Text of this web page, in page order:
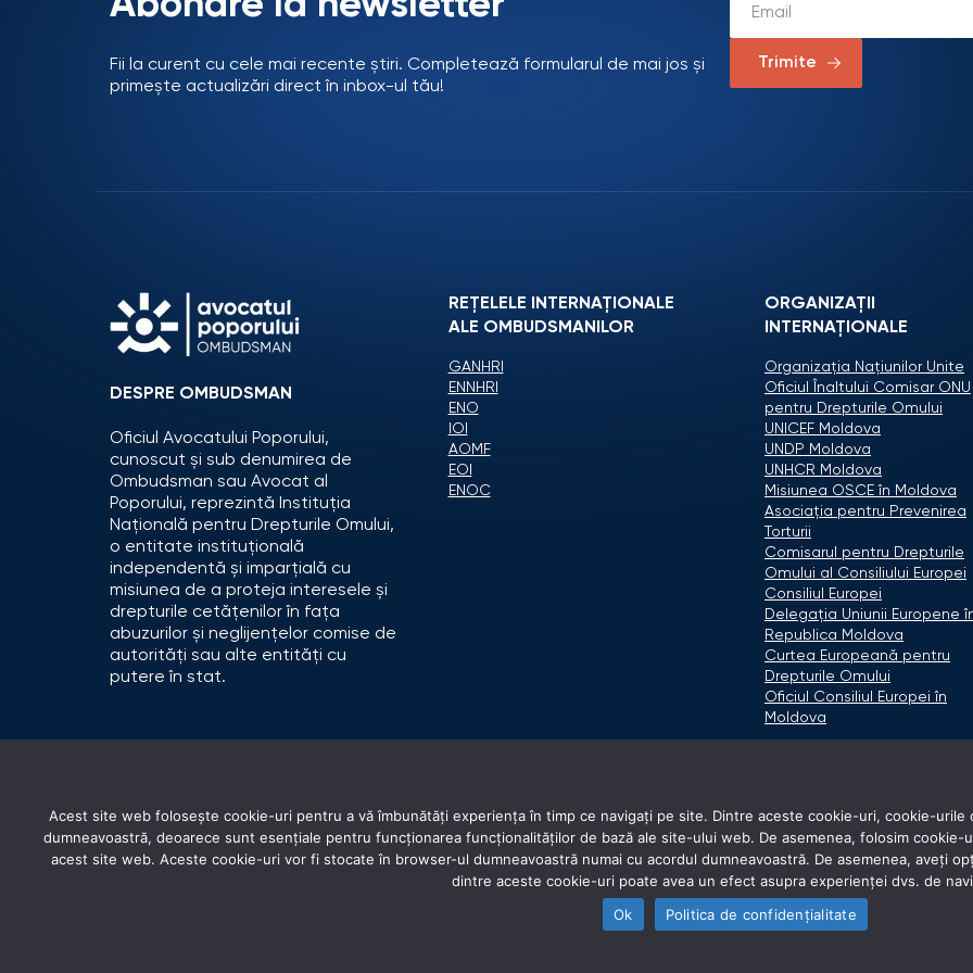
Fii la curent cu cele mai recente știri. Completează formularul de mai jos și
primește actualizări direct în inbox-ul tău!
Trimite
DESPRE OMBUDSMAN
Oficiul Avocatului Poporului,
cunoscut și sub denumirea de
Ombudsman sau Avocat al
Poporului, reprezintă Instituția
Națională pentru Drepturile Omului,
o entitate instituțională
independentă și imparțială cu
misiunea de a proteja interesele și
drepturile cetățenilor în fața
abuzurilor și neglijențelor comise de
autorități sau alte entități cu
putere în stat.
REȚELELE INTERNAȚIONALE
ALE OMBUDSMANILOR
GANHRI
ENNHRI
ENO
IOI
AOMF
EOI
ENOC
ORGANIZAŢII
INTERNAŢIONALE
Organizaţia Naţiunilor Unite
Oficiul Înaltului Comisar ONU
pentru Drepturile Omului
UNICEF Moldova
UNDP Moldova
UNHCR Moldova
Misiunea OSCE în Moldova
Asociaţia pentru Prevenirea
Torturii
Comisarul pentru Drepturile
Omului al Consiliului Europei
Consiliul Europei
Delegaţia Uniunii Europene
Republica Moldova
Curtea Europeană pentru
Drepturile Omului
Oficiul Consiliul Europei în
Moldova
Acest site web folosește cookie-uri pentru a vă îmbunătăți experiența în timp ce navigați pe site. Dintre aceste cookie-uri, cookie-
dumneavoastră, deoarece sunt esențiale pentru funcționarea funcționalităților de bază ale site-ului web. De asemenea, folosim cookie-
acest site web. Aceste cookie-uri vor fi stocate în browser-ul dumneavoastră numai cu acordul dumneavoastră. De asemenea, aveți
dintre aceste cookie-uri poate avea un efect asupra experienței dvs. de
Ok
Politica de confidențialitate